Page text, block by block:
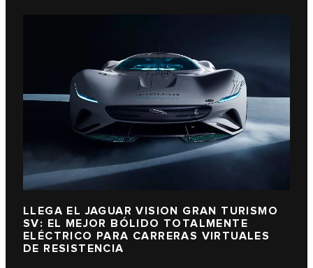
LLEGA EL JAGUAR VISION GRAN TURISMO
SV: EL MEJOR BÓLIDO TOTALMENTE
ELÉCTRICO PARA CARRERAS VIRTUALES
DE RESISTENCIA